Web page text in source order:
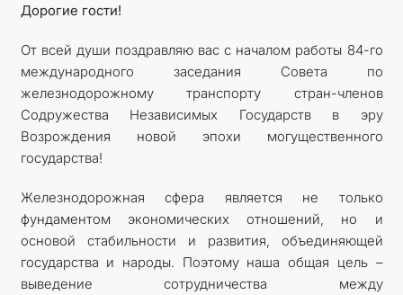
Дорогие гости!
От всей души поздравляю вас с началом работы 84-го
международного заседания Совета по
железнодорожному транспорту стран-членов
Содружества Независимых Государств в эру
Возрождения новой эпохи могущественного
государства!
Железнодорожная сфера является не только
фундаментом экономических отношений, но и
основой стабильности и развития, объединяющей
государства и народы. Поэтому наша общая цель –
выведение сотрудничества между